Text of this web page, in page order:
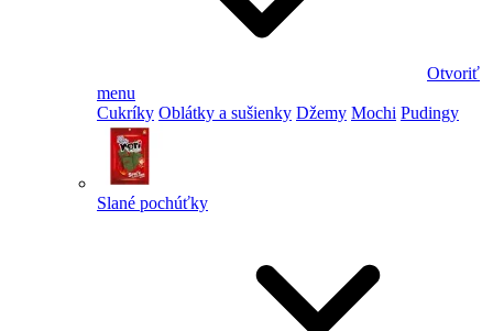
Otvoriť
menu
Cukríky Oblátky a sušienky Džemy Mochi Pudingy
Slané pochúťky